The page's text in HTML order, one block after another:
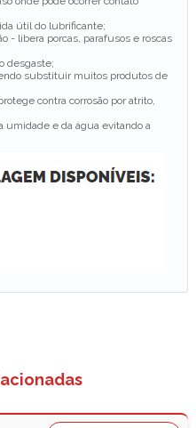
útil do lubrificante;
- libera porcas, parafusos e roscas
desgaste;
substituir muitos produtos de
contra corrosão por atrito,
umidade e da água evitando a